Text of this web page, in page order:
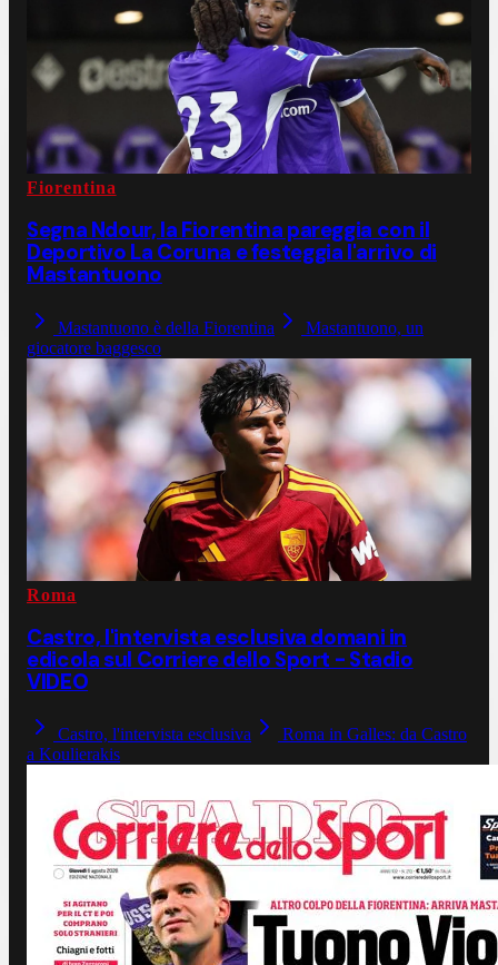
Fiorentina
Segna Ndour, la Fiorentina pareggia con il
Deportivo La Coruna e festeggia l'arrivo di
Mastantuono
Mastantuono è della Fiorentina
Mastantuono, un
giocatore baggesco
Roma
Castro, l'intervista esclusiva domani in
edicola sul Corriere dello Sport - Stadio
VIDEO
Castro, l'intervista esclusiva
Roma in Galles: da Castro
a Koulierakis